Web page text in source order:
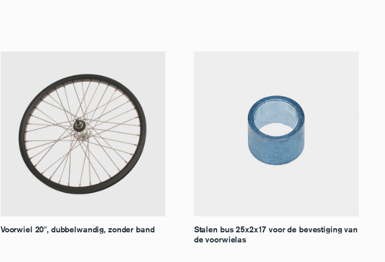
Voorwiel 20″, dubbelwandig, zonder band
Stalen bus 25x2x17 voor de bevestiging van
de voorwielas